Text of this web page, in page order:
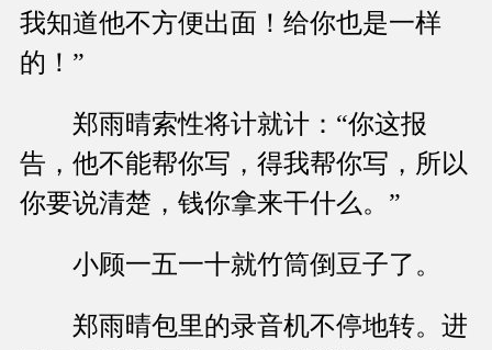
我知道他不方便出面！给你也是一样
的！”
郑雨晴索性将计就计：“你这报
告，他不能帮你写，得我帮你写，所以
你要说清楚，钱你拿来干什么。”
小顾一五一十就竹筒倒豆子了。
郑雨晴包里的录音机不停地转。进